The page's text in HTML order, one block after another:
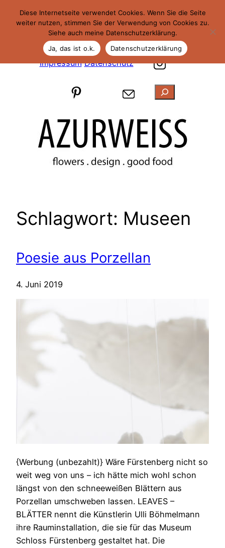
Inhalt
Impressum Datenschutz
Suchen
Schlagwort: Museen
Poesie aus Porzellan
4. Juni 2019
{Werbung (unbezahlt)} Wäre Fürstenberg nicht so
weit weg von uns – ich hätte mich wohl schon
längst von den schneeweißen Blättern aus
Porzellan umschweben lassen. LEAVES –
BLÄTTER nennt die Künstlerin Ulli Böhmelmann
ihre Rauminstallation, die sie für das Museum
Schloss Fürstenberg gestaltet hat. Die
Diese Internetseite verwendet Cookies. Wenn Sie die Seite
weiter nutzen, stimmen Sie der Verwendung von Cookies zu.
Siehe auch meine Datenschutzerklärung.
Ja, das ist o.k.
Datenschutzerklärung